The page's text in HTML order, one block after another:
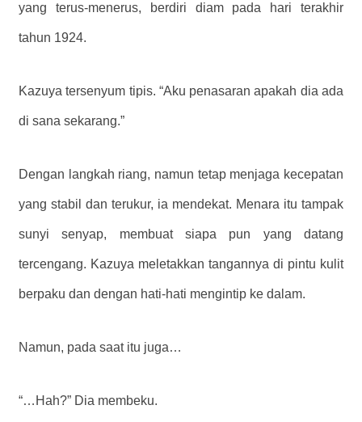
yang terus-menerus, berdiri diam pada hari terakhir
tahun 1924.
Kazuya tersenyum tipis. “Aku penasaran apakah dia ada
di sana sekarang.”
Dengan langkah riang, namun tetap menjaga kecepatan
yang stabil dan terukur, ia mendekat. Menara itu tampak
sunyi senyap, membuat siapa pun yang datang
tercengang. Kazuya meletakkan tangannya di pintu kulit
berpaku dan dengan hati-hati mengintip ke dalam.
Namun, pada saat itu juga…
“…Hah?” Dia membeku.